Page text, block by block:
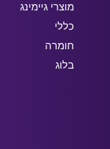
מוצרי גיימינג
כללי
חומרה
בלוג